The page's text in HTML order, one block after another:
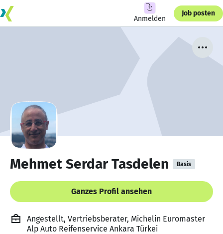
Anmelden
Job posten
Mehmet Serdar Tasdelen Basis
Ganzes Profil ansehen
Angestellt, Vertriebsberater, Michelin Euromaster
Alp Auto Reifenservice Ankara Türkei